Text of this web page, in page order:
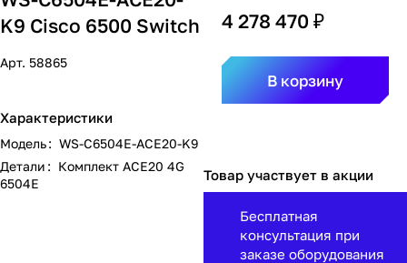
K9 Cisco 6500 Switch
Арт. 58865
Характеристики
Модель: WS-C6504E-ACE20-K9
Детали: Комплект ACE20 4G
6504E
4 278 470 ₽
В корзину
Товар участвует в акции
Бесплатная
консультация при
заказе оборудования